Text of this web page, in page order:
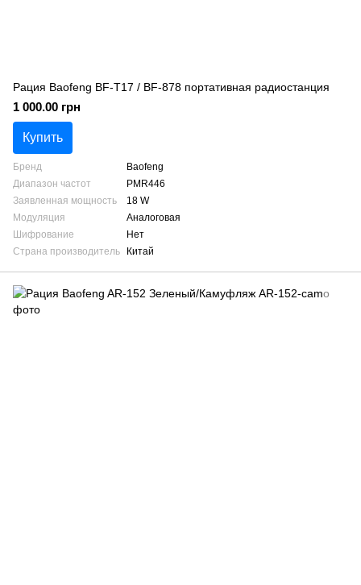
Рация Baofeng BF-T17 / BF-878 портативная радиостанция
1 000.00 грн
Купить
Бренд
Baofeng
Диапазон частот
PMR446
Заявленная мощность
18 W
Модуляция
Аналоговая
Шифрование
Нет
Страна производитель
Китай